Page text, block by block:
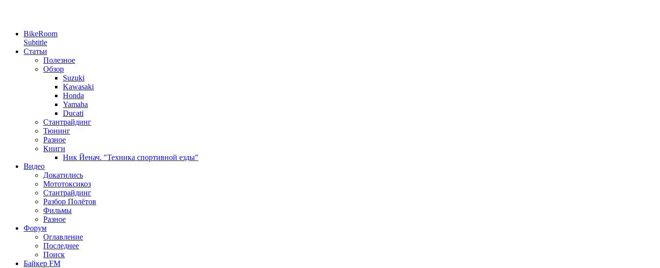
BikeRoom
Subtitle
Статьи
Полезное
Обзор
Suzuki
Kawasaki
Honda
Yamaha
Ducati
Стантрайдинг
Тюнинг
Разное
Книги
Ник Йенач. "Техника спортивной езды"
Видео
Докатились
Мототоксикоз
Стантрайдинг
Разбор Полётов
Фильмы
Разное
Форум
Оглавление
Последнее
Поиск
Байкер FM